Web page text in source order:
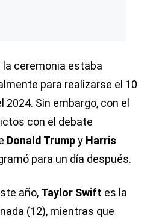
la ceremonia estaba
para realizarse el 10
Sin embargo, con el
con el debate
Donald Trumpy Harris
para un día después.
año, Taylor Swift es la
(12), mientras que